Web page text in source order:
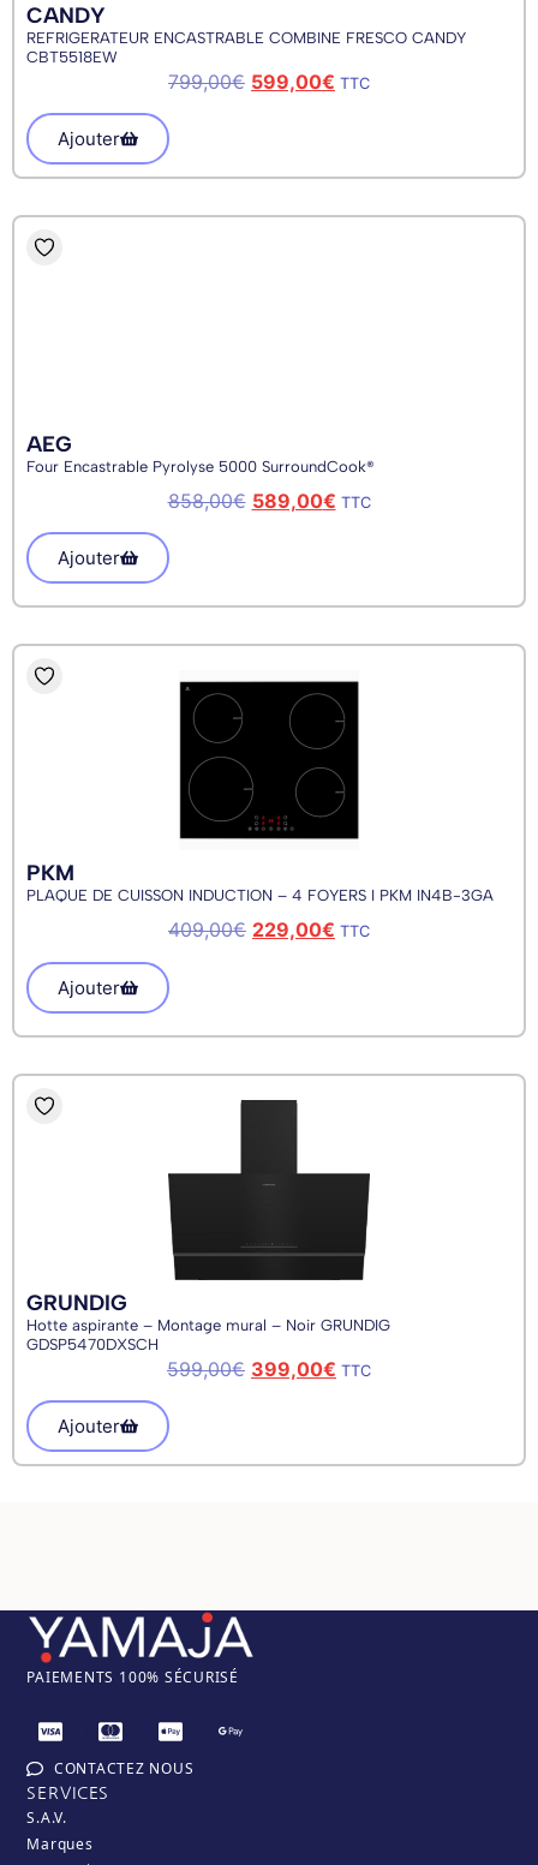
CANDY
REFRIGERATEUR ENCASTRABLE COMBINE FRESCO CANDY
CBT5518EW
799,00€ 599,00€ TTC
Ajouter
AEG
Four Encastrable Pyrolyse 5000 SurroundCook®
858,00€ 589,00€ TTC
Ajouter
PKM
PLAQUE DE CUISSON INDUCTION – 4 FOYERS I PKM IN4B-3GA
409,00€ 229,00€ TTC
Ajouter
GRUNDIG
Hotte aspirante – Montage mural – Noir GRUNDIG
GDSP5470DXSCH
599,00€ 399,00€ TTC
Ajouter
PAIEMENTS 100% SÉCURISÉ
CONTACTEZ NOUS
SERVICES
S.A.V.
Marques